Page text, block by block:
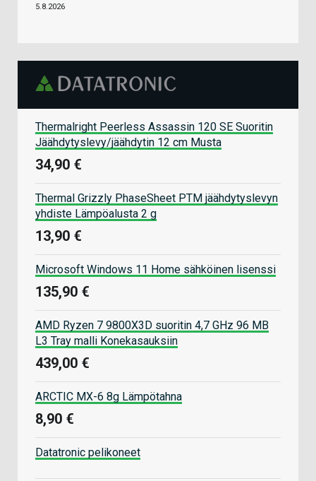
5.8.2026
Thermalright Peerless Assassin 120 SE Suoritin
Jäähdytyslevy/jäähdytin 12 cm Musta
34,90 €
Thermal Grizzly PhaseSheet PTM jäähdytyslevyn
yhdiste Lämpöalusta 2 g
13,90 €
Microsoft Windows 11 Home sähköinen lisenssi
135,90 €
AMD Ryzen 7 9800X3D suoritin 4,7 GHz 96 MB
L3 Tray malli Konekasauksiin
439,00 €
ARCTIC MX-6 8g Lämpötahna
8,90 €
Datatronic pelikoneet